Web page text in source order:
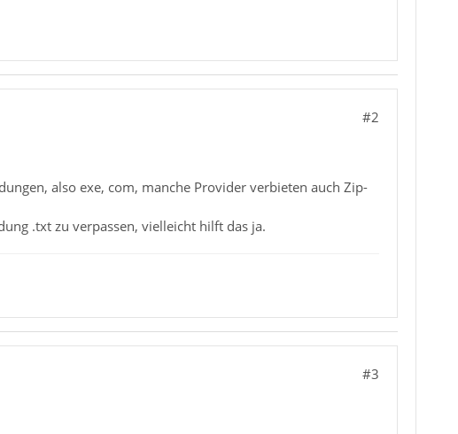
#2
also exe, com, manche Provider verbieten auch Zip-
.txt zu verpassen, vielleicht hilft das ja.
#3